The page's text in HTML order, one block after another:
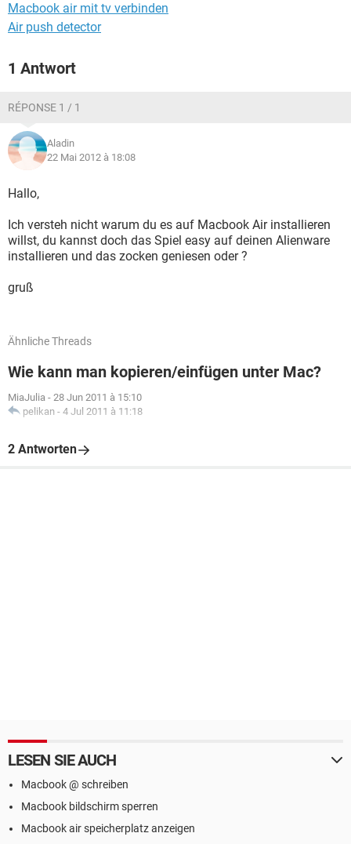
Macbook air mit tv verbinden
Air push detector
1 Antwort
RÉPONSE 1 / 1
Aladin
22 Mai 2012 à 18:08
Hallo,
Ich versteh nicht warum du es auf Macbook Air installieren
willst, du kannst doch das Spiel easy auf deinen Alienware
installieren und das zocken geniesen oder ?
gruß
Ähnliche Threads
Wie kann man kopieren/einfügen unter Mac?
MiaJulia - 28 Jun 2011 à 15:10
pelikan - 4 Jul 2011 à 11:18
2 Antworten
LESEN SIE AUCH
Macbook @ schreiben
Macbook bildschirm sperren
Macbook air speicherplatz anzeigen